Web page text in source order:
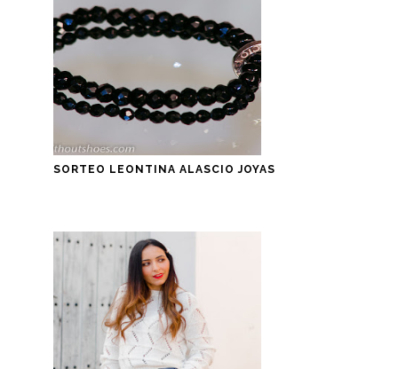
SORTEO LEONTINA ALASCIO JOYAS